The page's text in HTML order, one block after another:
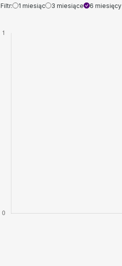
Filtr: 1 miesiąc 3 miesiące 6 miesięcy